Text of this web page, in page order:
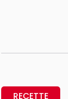
RECETTE